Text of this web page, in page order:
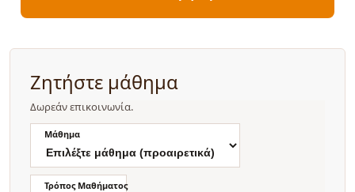
Ζητήστε μάθημα
Δωρεάν επικοινωνία.
Μάθημα
Τρόπος Μαθήματος